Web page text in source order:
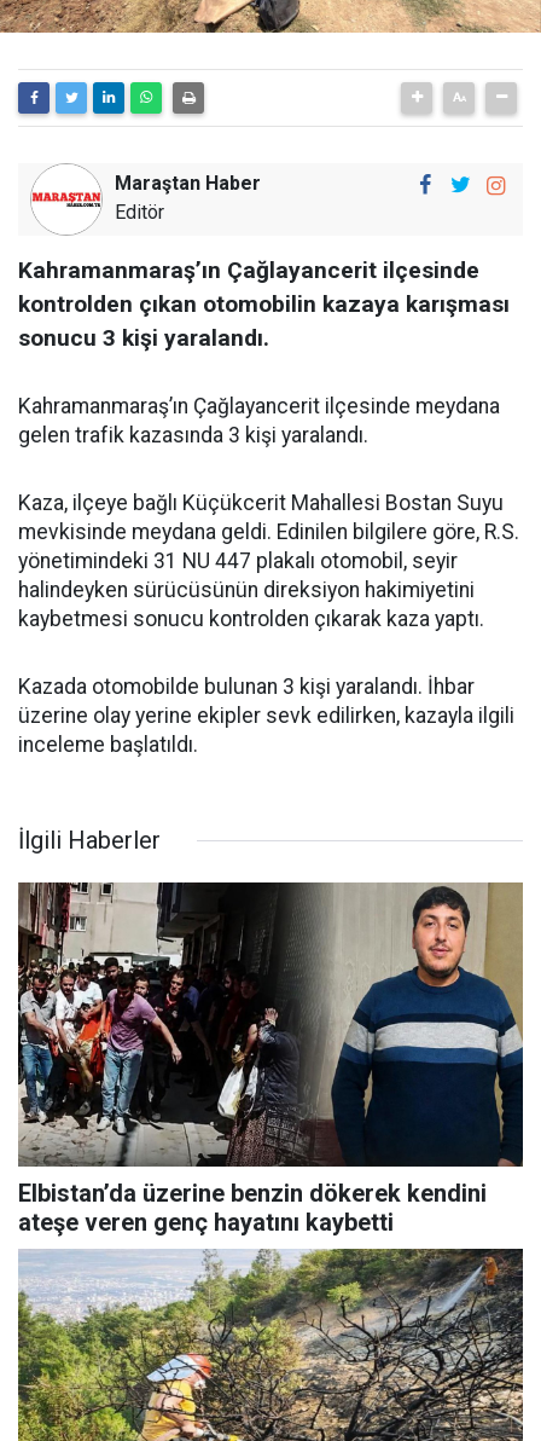
Maraştan Haber
Editör
Kahramanmaraş’ın Çağlayancerit ilçesinde
kontrolden çıkan otomobilin kazaya karışması
sonucu 3 kişi yaralandı.
Kahramanmaraş’ın Çağlayancerit ilçesinde meydana
gelen trafik kazasında 3 kişi yaralandı.
Kaza, ilçeye bağlı Küçükcerit Mahallesi Bostan Suyu
mevkisinde meydana geldi. Edinilen bilgilere göre, R.S.
yönetimindeki 31 NU 447 plakalı otomobil, seyir
halindeyken sürücüsünün direksiyon hakimiyetini
kaybetmesi sonucu kontrolden çıkarak kaza yaptı.
Kazada otomobilde bulunan 3 kişi yaralandı. İhbar
üzerine olay yerine ekipler sevk edilirken, kazayla ilgili
inceleme başlatıldı.
İlgili Haberler
Elbistan’da üzerine benzin dökerek kendini
ateşe veren genç hayatını kaybetti